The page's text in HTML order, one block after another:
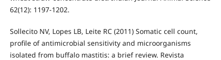
62(12): 1197-1202.
Sollecito NV, Lopes LB, Leite RC (2011) Somatic cell count,
profile of antimicrobial sensitivity and microorganisms
isolated from buffalo mastitis: a brief review. Revista